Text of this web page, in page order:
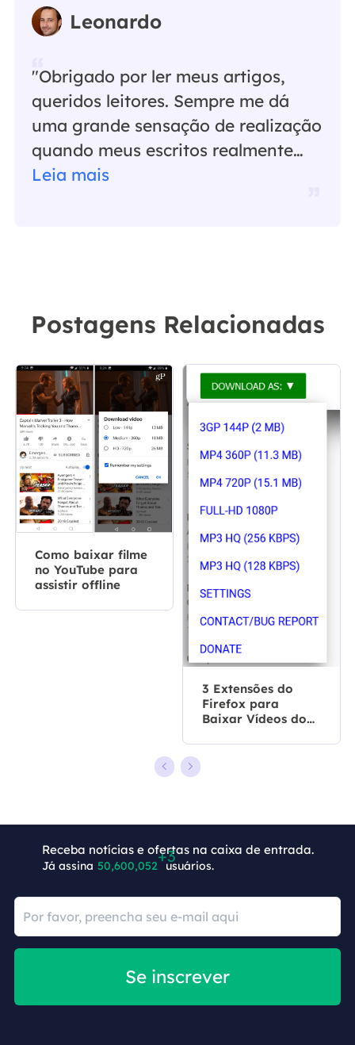
Leonardo
"Obrigado por ler meus artigos,
queridos leitores. Sempre me dá
uma grande sensação de realização
quando meus escritos realmente
ajudam. Espero que gostem de sua
Leia mais
Postagens Relacionadas
Como baixar filme
no YouTube para
assistir offline
3 Extensões do
Firefox para
Baixar Vídeos do
Receba notícias e ofertas na caixa de entrada.
Já assina 50,600,055 usuários.
Se inscrever